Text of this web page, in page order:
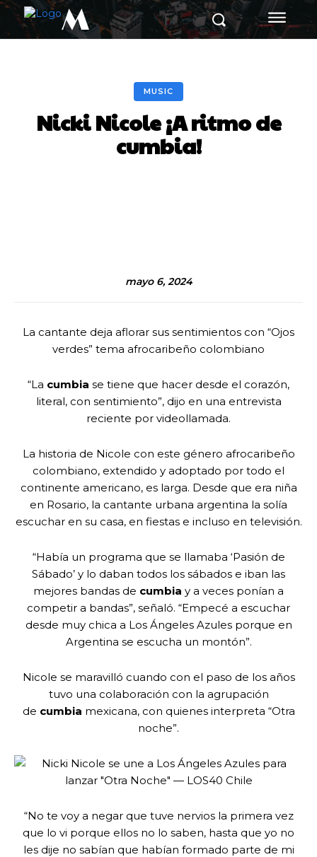
M
MUSIC
Nicki Nicole ¡A ritmo de
cumbia!
mayo 6, 2024
La cantante deja aflorar sus sentimientos con “Ojos
verdes” tema afrocaribeño colombiano
“La cumbia se tiene que hacer desde el corazón,
literal, con sentimiento”, dijo en una entrevista
reciente por videollamada.
La historia de Nicole con este género afrocaribeño
colombiano, extendido y adoptado por todo el
continente americano, es larga. Desde que era niña
en Rosario, la cantante urbana argentina la solía
escuchar en su casa, en fiestas e incluso en televisión.
“Había un programa que se llamaba ‘Pasión de
Sábado’ y lo daban todos los sábados e iban las
mejores bandas de cumbia y a veces ponían a
competir a bandas”, señaló. “Empecé a escuchar
desde muy chica a Los Ángeles Azules porque en
Argentina se escucha un montón”.
Nicole se maravilló cuando con el paso de los años
tuvo una colaboración con la agrupación
de cumbia mexicana, con quienes interpreta “Otra
noche”.
“No te voy a negar que tuve nervios la primera vez
que lo vi porque ellos no lo saben, hasta que yo no
les dije no sabían que habían formado parte de mi